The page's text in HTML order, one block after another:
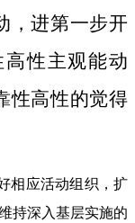
，进第一步开
性主观能动
性高性的觉得
相应活动组织，扩
持深入基层实施的